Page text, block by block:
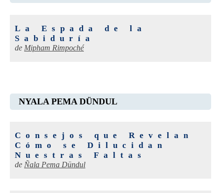
La Espada de la
Sabiduría
de Mipham Rimpoché
NYALA PEMA DÜNDUL
Consejos que Revelan
Cómo se Dilucidan
Nuestras Faltas
de Ñala Pema Dündul